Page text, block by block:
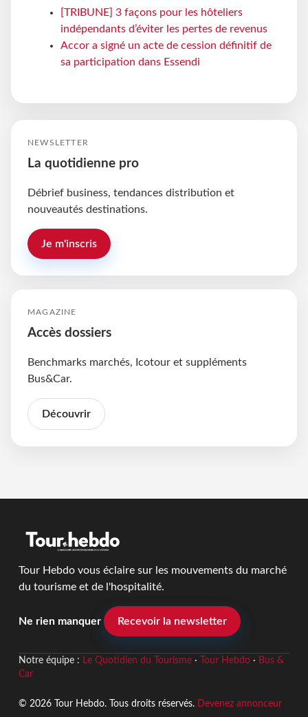
[TRIBUNE] 3 façons pour les hôteliers
indépendants d’éviter les pertes de revenus
Accor a signé un acte de cession définitif de
sa participation dans Essendi
NEWSLETTER
La quotidienne pro
Débrief business, tendances distribution et
nouveautés destinations.
Je m'inscris
MAGAZINE
Accès dossiers
Benchmarks marchés, Icotour et suppléments
Bus&Car.
Découvrir
Tour Hebdo vous éclaire sur les mouvements du marché
du tourisme et de l'hospitalité.
Ne rien manquer Recevoir la newsletter
Notre équipe : Le Quotidien du Tourisme· Tour Hebdo· Bus &
Car
© 2026 Tour Hebdo. Tous droits réservés. Devenez annonceur